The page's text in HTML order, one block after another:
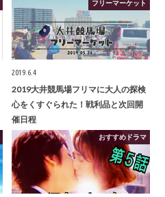
フリーマーケット
2019.6.4
2019大井競馬場フリマに大人の探検
心をくすぐられた！戦利品と次回開
催日程
おすすめドラマ